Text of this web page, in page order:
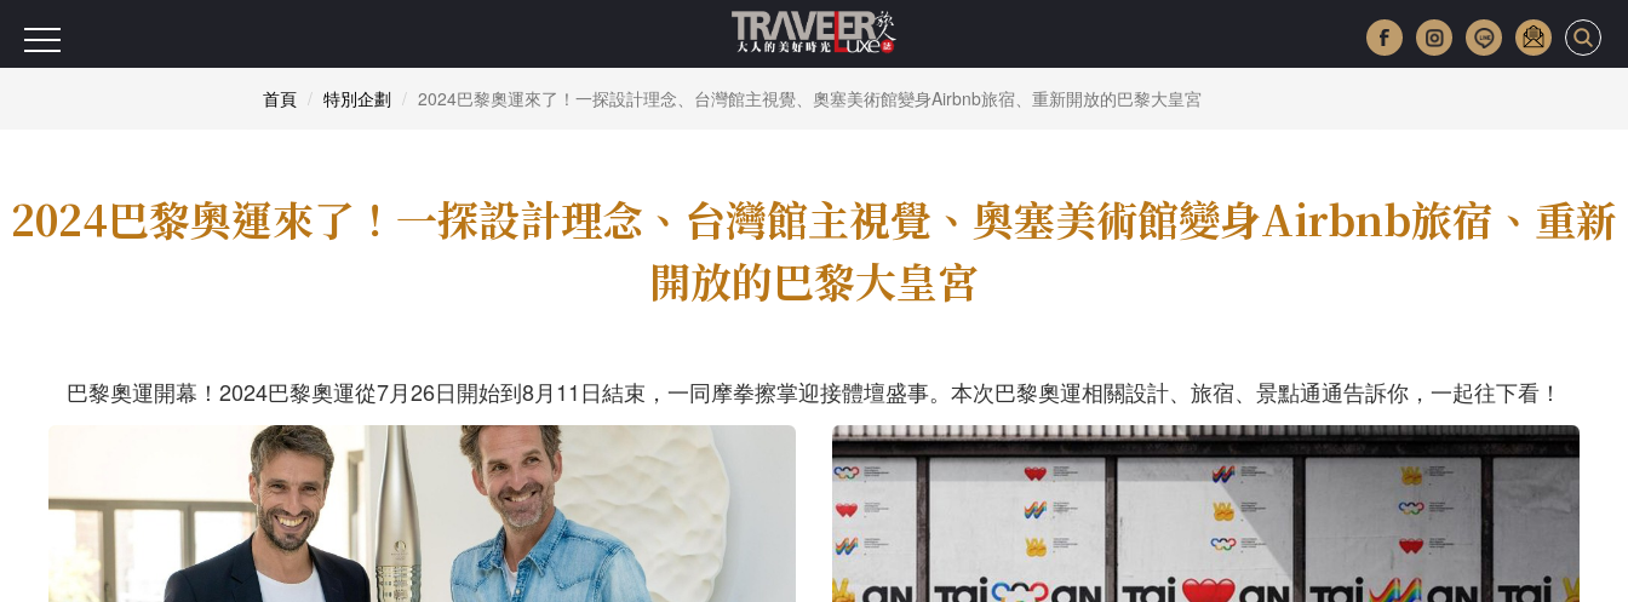
首頁 特別企劃 2024巴黎奧運來了！一探設計理念、台灣館主視覺、奧塞美術館變身Airbnb旅宿、重新開放的巴黎大皇宮
2024巴黎奧運來了！一探設計理念、台灣館主視覺、奧塞美術館變身Airbnb旅宿、重新
開放的巴黎大皇宮
巴黎奧運開幕！2024巴黎奧運從7月26日開始到8月11日結束，一同摩拳擦掌迎接體壇盛事。本次巴黎奧運相關設計、旅宿、景點通通告訴你，一起往下看！